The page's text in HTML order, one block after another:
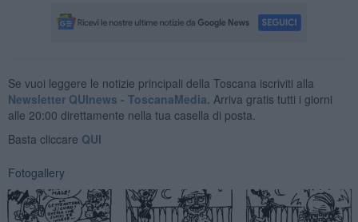
Se vuoi leggere le notizie principali della Toscana iscriviti alla
Newsletter QUInews - ToscanaMedia. Arriva gratis tutti i giorni
alle 20:00 direttamente nella tua casella di posta.
Basta cliccare QUI
Fotogallery